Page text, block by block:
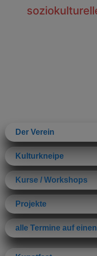
Der Verein
Kulturkneipe
Kurse / Workshops
Projekte
alle Termine auf